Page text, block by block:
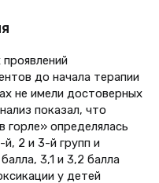
до начала терапии
не имели достоверных
показал, что
горле» определялась
2 и 3-й групп и
3,1 и 3,2 балла
у детей